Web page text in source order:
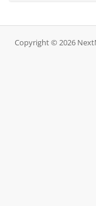
Copyright © 2026